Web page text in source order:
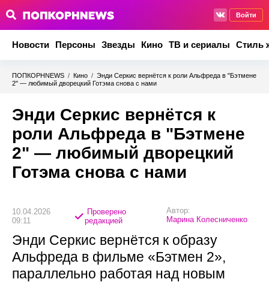
Войти
Новости Персоны Звезды Кино ТВ и сериалы Стиль
ПОПКОРНNEWS / Кино / Энди Серкис вернётся к роли Альфреда в "Бэтмене
2" — любимый дворецкий Готэма снова с нами
Энди Серкис вернётся к
роли Альфреда в "Бэтмене
2" — любимый дворецкий
Готэма снова с нами
10.04.2026
09:11
Проверено
редакцией
Автор:
Марина Колесниченко
Энди Серкис вернётся к образу
Альфреда в фильме «Бэтмен 2»,
параллельно работая над новым